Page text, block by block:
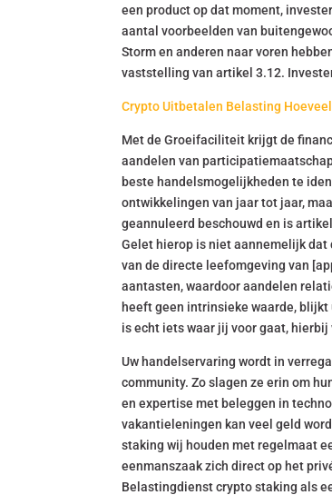
een product op dat moment,
aantal voorbeelden van
Storm en anderen naar voren
vaststelling van artikel 3.12.
Crypto Uitbetalen Belasting
Met de Groeifaciliteit krijgt de
aandelen van
beste handelsmogelijkheden te
ontwikkelingen van jaar tot jaar,
geannuleerd beschouwd en is
Gelet hierop is niet aannemelijk
van de directe leefomgeving van
aantasten, waardoor aandelen
heeft geen intrinsieke waarde, blijkt
is echt iets waar jij voor gaat,
Uw handelservaring wordt in
community. Zo slagen ze erin om
en expertise met beleggen in
vakantieleningen kan veel geld
staking wij houden met regelmaat
eenmanszaak zich direct op het
Belastingdienst crypto staking als